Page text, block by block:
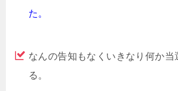
た。
なんの告知もなくいきなり何か当
る。